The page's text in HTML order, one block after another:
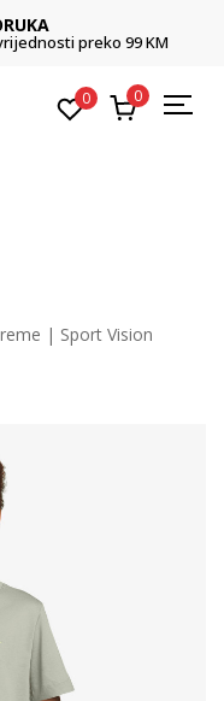
preko 99 KM
0 0
| Sport Vision